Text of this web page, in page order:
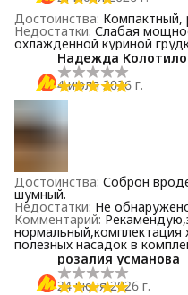
Достоинства: Компактный,
Недостатки: Слабая
охлажденной куриной
Надежда
4 июля 2026 г.
Достоинства: Соброн
шумный.
Недостатки: Не
Комментарий:
полезных насадок в
розалия усманова
24 июня 2026 г.